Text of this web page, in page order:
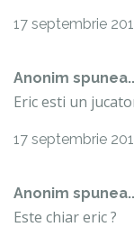
17 septembrie
Anonim
Eric esti un
17 septembrie
Anonim
Este chiar eric ?